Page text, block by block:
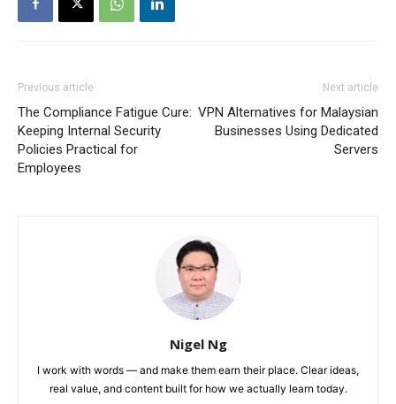
Previous article
The Compliance Fatigue Cure:
Keeping Internal Security
Policies Practical for
Employees
Next article
VPN Alternatives for Malaysian
Businesses Using Dedicated
Servers
Nigel Ng
I work with words — and make them earn their place. Clear ideas,
real value, and content built for how we actually learn today.